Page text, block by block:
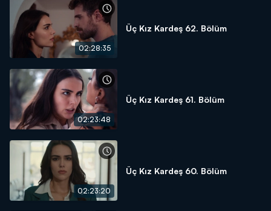
02:28:35
Üç Kız Kardeş 62. Bölüm
02:23:48
Üç Kız Kardeş 61. Bölüm
02:23:20
Üç Kız Kardeş 60. Bölüm